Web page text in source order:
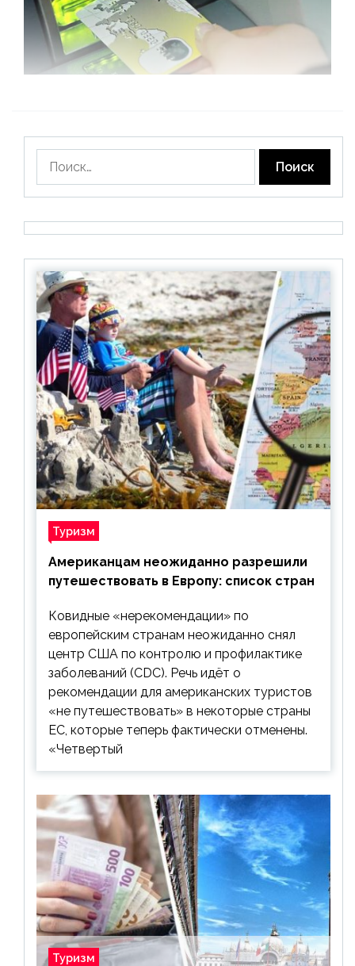
Туризм
Американцам неожиданно разрешили
путешествовать в Европу: список стран
Ковидные «нерекомендации» по
европейским странам неожиданно снял
центр США по контролю и профилактике
заболеваний (CDC). Речь идёт о
рекомендации для американских туристов
«не путешествовать» в некоторые страны
ЕС, которые теперь фактически отменены.
«Четвертый
Туризм